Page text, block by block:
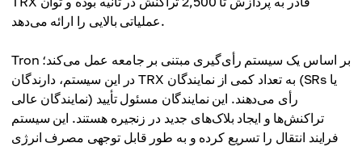
عملیاتی بالایی را ارائه می‌دهد.
Tron بر اساس یک سیستم رأی‌گیری مبتنی بر جامعه عمل می‌کند؛
در این سیستم، دارندگان TRX به تعداد کمی از نمایندگان (SRs یا
نمایندگان عالی) رأی می‌دهند. این نمایندگان مسئول تأیید
تراکنش‌ها و ایجاد بلاک‌های جدید در زنجیره هستند. این سیستم
فرایند انتقال را تسریع کرده و به طور قابل توجهی مصرف انرژی